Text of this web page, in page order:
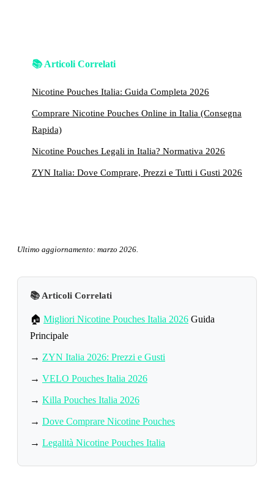
📚 Articoli Correlati
Nicotine Pouches Italia: Guida Completa 2026
Comprare Nicotine Pouches Online in Italia (Consegna
Rapida)
Nicotine Pouches Legali in Italia? Normativa 2026
ZYN Italia: Dove Comprare, Prezzi e Tutti i Gusti 2026
Ultimo aggiornamento: marzo 2026.
📚 Articoli Correlati
🏠 Migliori Nicotine Pouches Italia 2026 Guida
Principale
→ ZYN Italia 2026: Prezzi e Gusti
→ VELO Pouches Italia 2026
→ Killa Pouches Italia 2026
→ Dove Comprare Nicotine Pouches
→ Legalità Nicotine Pouches Italia